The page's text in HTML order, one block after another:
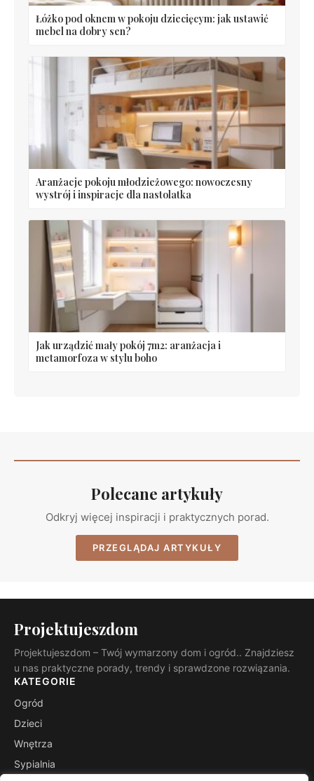
Łóżko pod oknem w pokoju dziecięcym: jak ustawić
mebel na dobry sen?
Aranżacje pokoju młodzieżowego: nowoczesny
wystrój i inspiracje dla nastolatka
Jak urządzić mały pokój 7m2: aranżacja i
metamorfoza w stylu boho
Polecane artykuły
Odkryj więcej inspiracji i praktycznych porad.
PRZEGLĄDAJ ARTYKUŁY
Projektujeszdom
Projektujeszdom – Twój wymarzony dom i ogród.. Znajdziesz
u nas praktyczne porady, trendy i sprawdzone rozwiązania.
KATEGORIE
Ogród
Dzieci
Wnętrza
Sypialnia